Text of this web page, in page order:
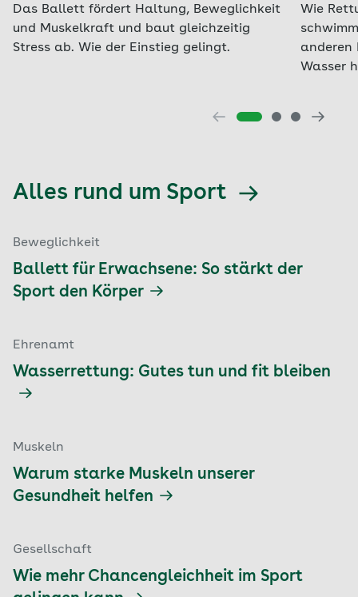
Das Ballett fördert Haltung, Beweglichkeit
und Muskelkraft und baut gleichzeitig
Stress ab. Wie der Einstieg gelingt.
Wie
anderen
Wasser
Alles rund um Sport
Beweglichkeit
Ballett für Erwachsene: So stärkt der
Sport den Körper
Ehrenamt
Wasserrettung: Gutes tun und fit bleiben
Muskeln
Warum starke Muskeln unserer
Gesundheit helfen
Gesellschaft
Wie mehr Chancengleichheit im Sport